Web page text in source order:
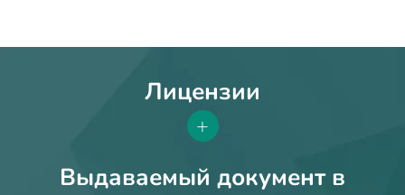
Лицензии
+
Выдаваемый документ в